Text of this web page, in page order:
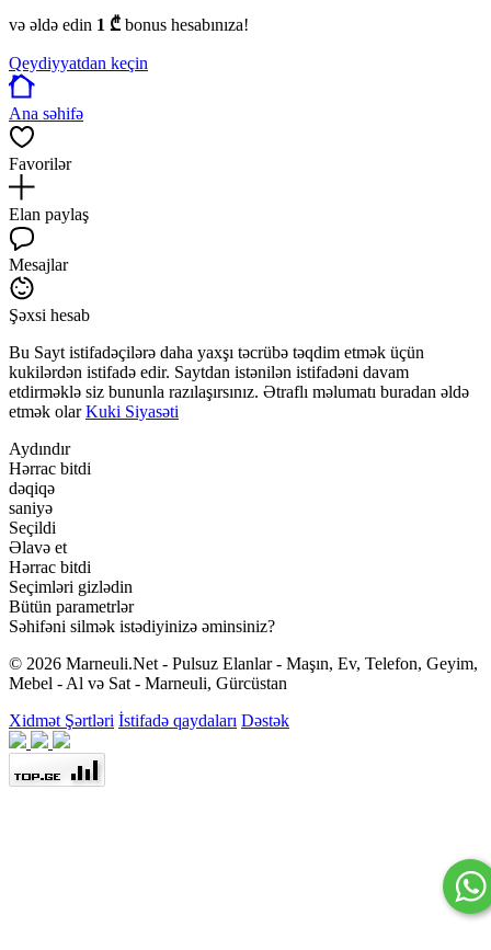
və əldə edin 1 ₾ bonus hesabınıza!
Qeydiyyatdan keçin
Ana səhifə
Favorilər
Elan paylaş
Mesajlar
Şəxsi hesab
Bu Sayt istifadəçilərə daha yaxşı təcrübə təqdim etmək üçün
kukilərdən istifadə edir. Saytdan istənilən istifadəni davam
etdirməklə siz bununla razılaşırsınız. Ətraflı məlumatı buradan əldə
etmək olarKuki Siyasəti
Aydındır
Hərrac bitdi
dəqiqə
saniyə
Seçildi
Əlavə et
Hərrac bitdi
Seçimləri gizlədin
Bütün parametrlər
Səhifəni silmək istədiyinizə əminsiniz?
© 2026 Marneuli.Net - Pulsuz Elanlar - Maşın, Ev, Telefon, Geyim,
Mebel - Al və Sat - Marneuli, Gürcüstan
Xidmət Şərtləri İstifadə qaydaları Dəstək